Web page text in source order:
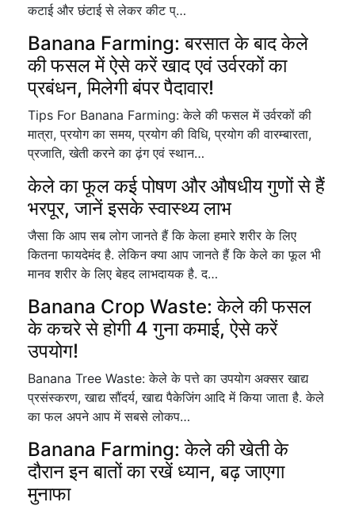
कटाई और छंटाई से लेकर कीट प्…
Banana Farming: बरसात के बाद केले
की फसल में ऐसे करें खाद एवं उर्वरकों का
प्रबंधन, मिलेगी बंपर पैदावार!
Tips For Banana Farming: केले की फसल में उर्वरकों की
मात्रा, प्रयोग का समय, प्रयोग की विधि, प्रयोग की वारम्बारता,
प्रजाति, खेती करने का ढ़ंग एवं स्थान…
केले का फूल कई पोषण और औषधीय गुणों से हैं
भरपूर, जानें इसके स्वास्थ्य लाभ
जैसा कि आप सब लोग जानते हैं कि केला हमारे शरीर के लिए
कितना फायदेमंद है. लेकिन क्या आप जानते हैं कि केले का फूल भी
मानव शरीर के लिए बेहद लाभदायक है. द…
Banana Crop Waste: केले की फसल
के कचरे से होगी 4 गुना कमाई, ऐसे करें
उपयोग!
Banana Tree Waste: केले के पत्ते का उपयोग अक्सर खाद्य
प्रसंस्करण, खाद्य सौंदर्य, खाद्य पैकेजिंग आदि में किया जाता है. केले
का फल अपने आप में सबसे लोकप…
Banana Farming: केले की खेती के
दौरान इन बातों का रखें ध्यान, बढ़ जाएगा
मुनाफा